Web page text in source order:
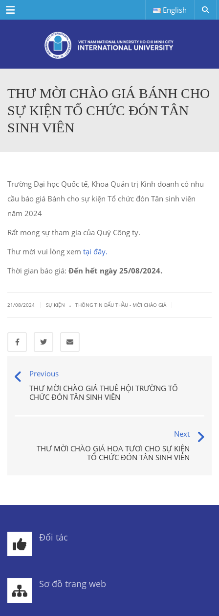
Menu English
THƯ MỜI CHÀO GIÁ BÁNH CHO
SỰ KIỆN TỔ CHỨC ĐÓN TÂN
SINH VIÊN
Trường Đại học Quốc tế, Khoa Quản trị Kinh doanh có nhu
cầu báo giá Bánh cho sự kiện Tổ chức đón Tân sinh viên
năm 2024
Rất mong sự tham gia của Quý Công ty.
Thư mời vui lòng xem tại đây.
Thời gian báo giá: Đến hết ngày 25/08/2024.
21/08/2024 SỰ KIỆN . THÔNG TIN ĐẤU THẦU - MỜI CHÀO GIÁ
Previous
THƯ MỜI CHÀO GIÁ THUÊ HỘI TRƯỜNG TỔ
CHỨC ĐÓN TÂN SINH VIÊN
Next
THƯ MỜI CHÀO GIÁ HOA TƯƠI CHO SỰ KIỆN
TỔ CHỨC ĐÓN TÂN SINH VIÊN
Đối tác
Sơ đồ trang web